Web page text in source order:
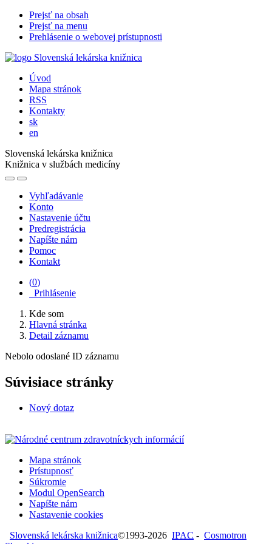
Prejsť na obsah
Prejsť na menu
Prehlásenie o webovej prístupnosti
Úvod
Mapa stránok
RSS
Kontakty
sk
en
Slovenská lekárska knižnica
Knižnica v službách medicíny
Vyhľadávanie
Konto
Nastavenie účtu
Predregistrácia
Napíšte nám
Pomoc
Kontakt
(0)
Prihlásenie
Kde som
Hlavná stránka
Detail záznamu
Nebolo odoslané ID záznamu
Súvisiace stránky
Nový dotaz
Mapa stránok
Prístupnosť
Súkromie
Modul OpenSearch
Napíšte nám
Nastavenie cookies
Slovenská lekárska knižnica©1993-2026 IPAC - Cosmotron